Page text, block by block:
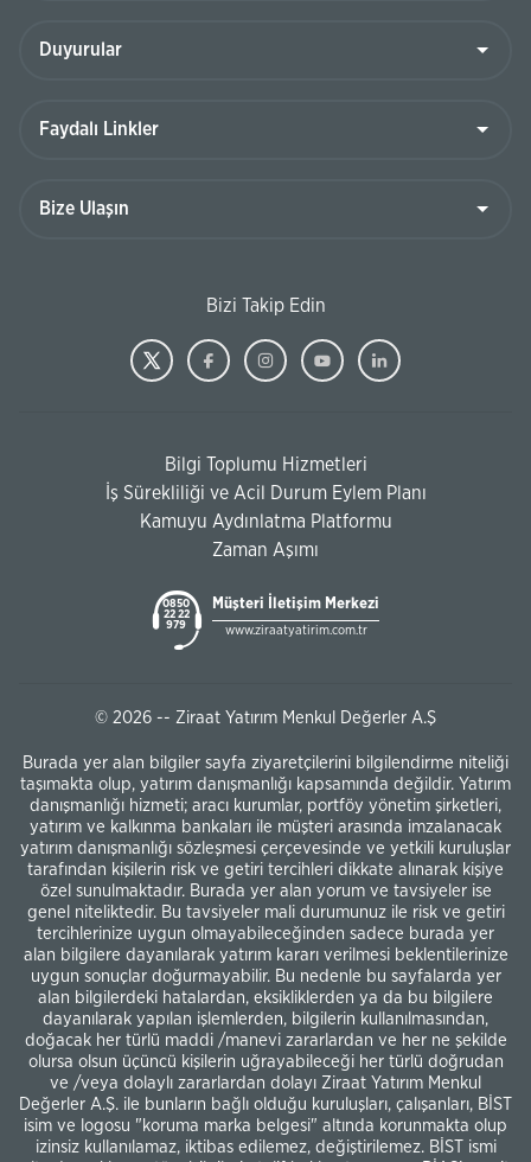
Bizi Takip Edin
Bilgi Toplumu Hizmetleri
İş Sürekliliği ve Acil Durum Eylem Planı
Kamuyu Aydınlatma Platformu
Zaman Aşımı
0850
22 22
979
Müşteri İletişim Merkezi
www.ziraatyatirim.com.tr
© 2026 -- Ziraat Yatırım Menkul Değerler A.Ş
Burada yer alan bilgiler sayfa ziyaretçilerini bilgilendirme niteliği
taşımakta olup, yatırım danışmanlığı kapsamında değildir. Yatırım
danışmanlığı hizmeti; aracı kurumlar, portföy yönetim şirketleri,
yatırım ve kalkınma bankaları ile müşteri arasında imzalanacak
yatırım danışmanlığı sözleşmesi çerçevesinde ve yetkili kuruluşlar
tarafından kişilerin risk ve getiri tercihleri dikkate alınarak kişiye
özel sunulmaktadır. Burada yer alan yorum ve tavsiyeler ise
genel niteliktedir. Bu tavsiyeler mali durumunuz ile risk ve getiri
tercihlerinize uygun olmayabileceğinden sadece burada yer
alan bilgilere dayanılarak yatırım kararı verilmesi beklentilerinize
uygun sonuçlar doğurmayabilir. Bu nedenle bu sayfalarda yer
alan bilgilerdeki hatalardan, eksikliklerden ya da bu bilgilere
dayanılarak yapılan işlemlerden, bilgilerin kullanılmasından,
doğacak her türlü maddi /manevi zararlardan ve her ne şekilde
olursa olsun üçüncü kişilerin uğrayabileceği her türlü doğrudan
ve /veya dolaylı zararlardan dolayı Ziraat Yatırım Menkul
Değerler A.Ş. ile bunların bağlı olduğu kuruluşları, çalışanları, BİST
isim ve logosu "koruma marka belgesi" altında korunmakta olup
izinsiz kullanılamaz, iktibas edilemez, değiştirilemez. BİST ismi